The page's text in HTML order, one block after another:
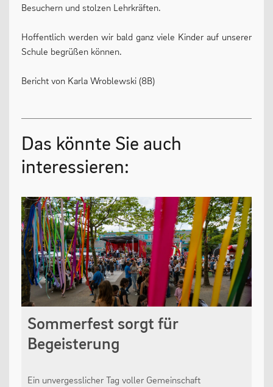
Krankmeldung
Kontakt
Besuchern und stolzen Lehrkräften.
Hoffentlich werden wir bald ganz viele Kinder auf unserer
Schule begrüßen können.
Bericht von Karla Wroblewski (8B)
Das könnte Sie auch
interessieren:
Sommerfest sorgt für
Begeisterung
Ein unvergesslicher Tag voller Gemeinschaft